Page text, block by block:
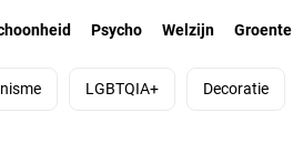
Psycho Welzijn Groente
LGBTQIA+ Decoratie